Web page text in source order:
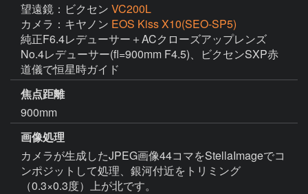
望遠鏡：ビクセン VC200L
カメラ：キヤノン EOS Kiss X10(SEO-SP5)
純正F6.4レデューサー＋ACクローズアップレンズ
No.4レデューサー(fl=900mm F4.5)、ビクセンSXP赤
道儀で恒星時ガイド
焦点距離
900mm
画像処理
カメラが生成したJPEG画像44コマをStellaImageでコ
ンポジットして処理、銀河付近をトリミング
（0.3×0.3度）上が北です。